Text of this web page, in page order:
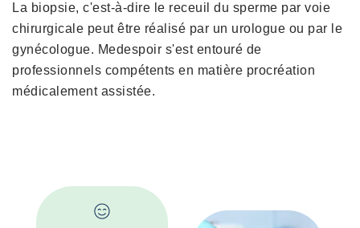
La biopsie, c'est-à-dire le receuil du sperme par voie
chirurgicale peut être réalisé par un urologue ou par le
gynécologue. Medespoir s'est entouré de
professionnels compétents en matière procréation
médicalement assistée.